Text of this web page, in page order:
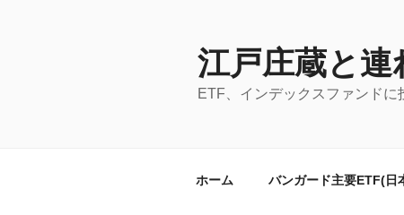
江戸庄蔵と
ETF、インデックスファンド
ホーム バンガード主要ETF(日